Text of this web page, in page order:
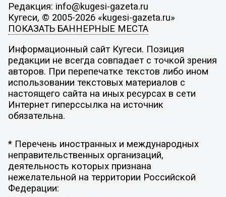
Редакция: info@kugesi-gazeta.ru
Кугеси, © 2005-2026 «kugesi-gazeta.ru»
ПОКАЗАТЬ БАННЕРНЫЕ МЕСТА
Информационный сайт Кугеси. Позиция
редакции не всегда совпадает с точкой зрения
авторов. При перепечатке текстов либо ином
использовании текстовых материалов с
настоящего сайта на иных ресурсах в сети
Интернет гиперссылка на источник
обязательна.
* Перечень иностранных и международных
неправительственных организаций,
деятельность которых признана
нежелательной на территории Российской
Федерации: